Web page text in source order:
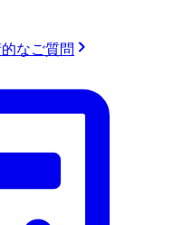
なご質問